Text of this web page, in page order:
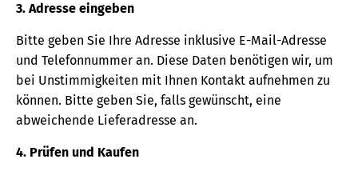
3. Adresse eingeben
Bitte geben Sie Ihre Adresse inklusive E-Mail-Adresse
und Telefonnummer an. Diese Daten benötigen wir, um
bei Unstimmigkeiten mit Ihnen Kontakt aufnehmen zu
können. Bitte geben Sie, falls gewünscht, eine
abweichende Lieferadresse an.
4. Prüfen und Kaufen